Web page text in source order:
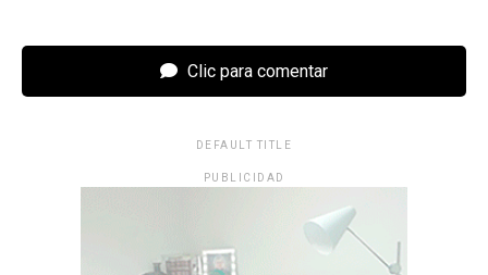
Clic para comentar
DEFAULT TITLE
PUBLICIDAD